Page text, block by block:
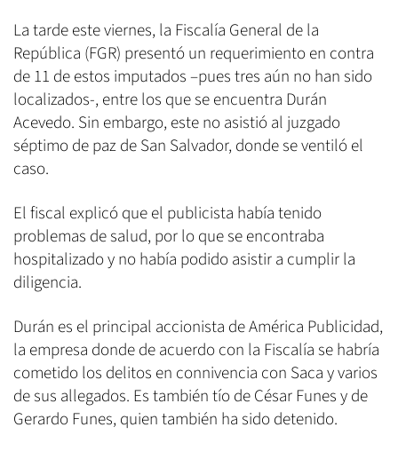
La tarde este viernes, la Fiscalía General de la
República (FGR) presentó un requerimiento en contra
de 11 de estos imputados –pues tres aún no han sido
localizados-, entre los que se encuentra Durán
Acevedo. Sin embargo, este no asistió al juzgado
séptimo de paz de San Salvador, donde se ventiló el
caso.
El fiscal explicó que el publicista había tenido
problemas de salud, por lo que se encontraba
hospitalizado y no había podido asistir a cumplir la
diligencia.
Durán es el principal accionista de América Publicidad,
la empresa donde de acuerdo con la Fiscalía se habría
cometido los delitos en connivencia con Saca y varios
de sus allegados. Es también tío de César Funes y de
Gerardo Funes, quien también ha sido detenido.